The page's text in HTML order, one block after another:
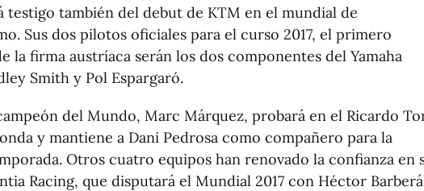
testigo también del debut de KTM en el mundial de
Sus dos pilotos oficiales para el curso 2017, el primero
la firma austríaca serán los dos componentes del Yamaha
Smith y Pol Espargaró.
del Mundo, Marc Márquez, probará en el Ricardo
y mantiene a Dani Pedrosa como compañero para la
Otros cuatro equipos han renovado la confianza en
Racing, que disputará el Mundial 2017 con Héctor